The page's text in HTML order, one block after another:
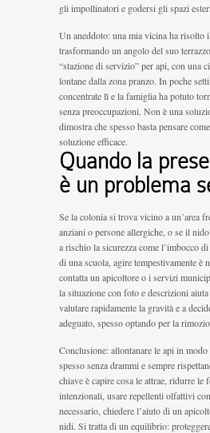
gli impollinatori e godersi gli spazi
Un aneddoto: una mia vicina ha risolto
trasformando un angolo del suo
“stazione di servizio” per api, con una
lontane dalla zona pranzo. In poche
concentrate lì e la famiglia ha potuto
senza preoccupazioni. Non è una
dimostra che spesso basta pensare
soluzione efficace.
Quando la
è un problema
Se la colonia si trova vicino a un’area
anziani o persone allergiche, o se il
a rischio la sicurezza come l’imbocco
di una scuola, agire tempestivamente è
contatta un apicoltore o i servizi
la situazione con foto e descrizioni
valutare rapidamente la gravità e a
adeguato, spesso optando per la
Conclusione: allontanare le api in modo
spesso senza drammi e sempre
chiave è capire cosa le attrae, ridurre le
intenzionali, usare repellenti olfattivi
necessario, chiedere l’aiuto di un
nidi. Si tratta di un equilibrio: